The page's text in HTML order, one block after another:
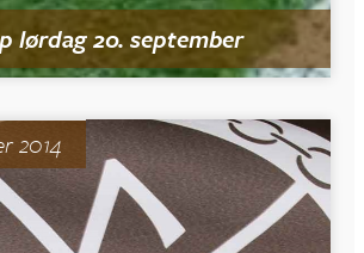
lørdag 20. september
2014